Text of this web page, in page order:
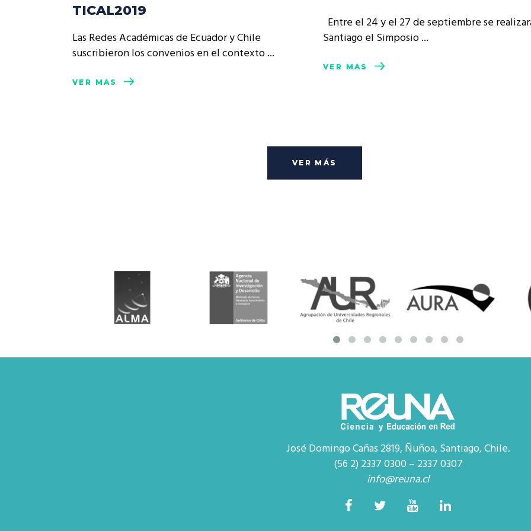
TICAL2019
Las Redes Académicas de Ecuador y Chile
suscribieron los convenios en el contexto
VER MÁS
Entre el 24 y el 27 de septiembre se
Santiago el Simposio
VER MÁS
VER MÁS
José Domingo Cañas 2819, Ñuñoa, Santiago, Chile.
(56 2) 2337 0300 – 2337 0307
info@reuna.cl